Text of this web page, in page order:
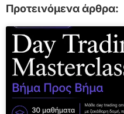
Προτεινόμενα άρθρα: